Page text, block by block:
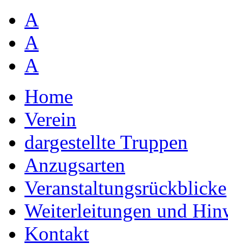
A
A
A
Home
Verein
dargestellte Truppen
Anzugsarten
Veranstaltungsrückblicke
Weiterleitungen und
Kontakt